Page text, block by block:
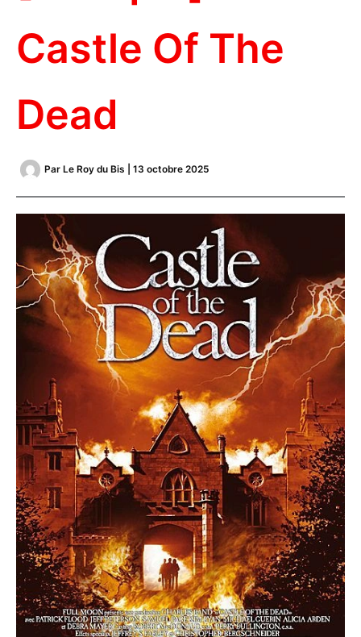
Castle Of The
Dead
Par Le Roy du Bis 13 octobre 2025